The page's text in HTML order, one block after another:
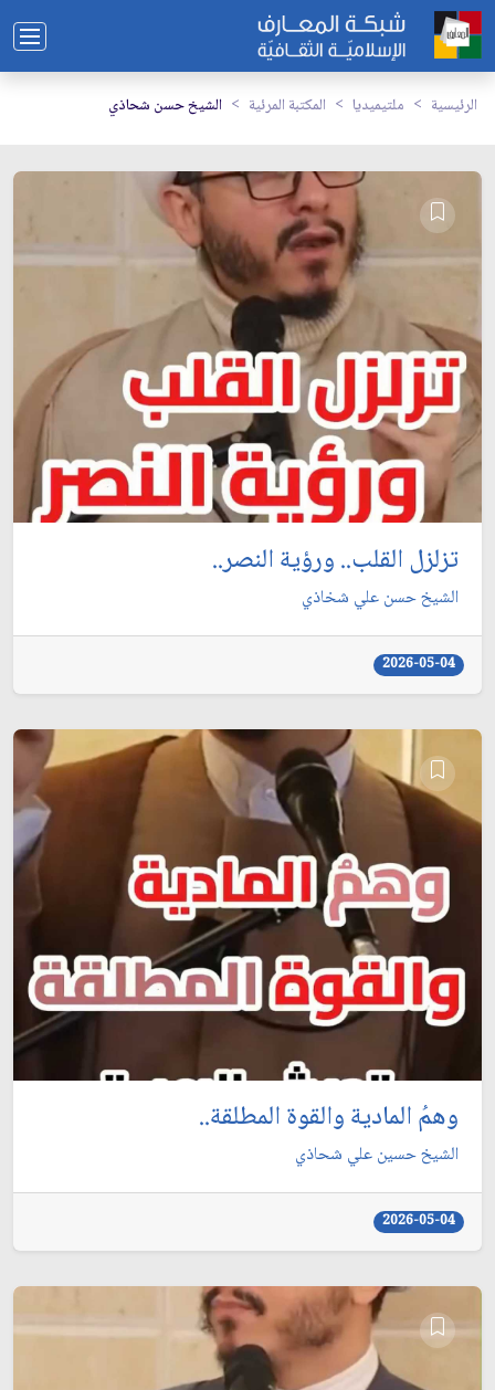
الرئيسية ملتيميديا المكتبة المرئية الشيخ حسن شحاذي
تزلزل القلب.. ورؤية النصر..
الشيخ حسن علي شخاذي
2026-05-04
وهمُ المادية والقوة المطلقة..
الشيخ حسين علي شحاذي
2026-05-04